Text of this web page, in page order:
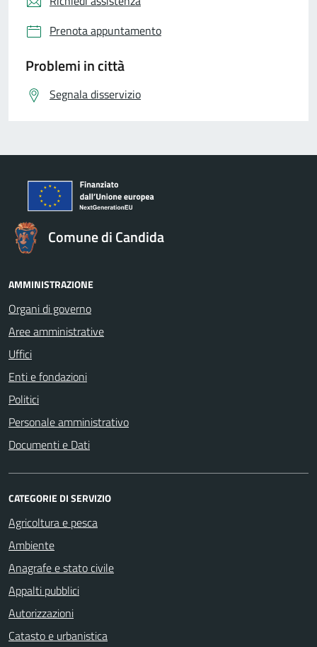
Prenota appuntamento
Problemi in città
Segnala disservizio
Comune di Candida
AMMINISTRAZIONE
Organi di governo
Aree amministrative
Uffici
Enti e fondazioni
Politici
Personale amministrativo
Documenti e Dati
CATEGORIE DI SERVIZIO
Agricoltura e pesca
Ambiente
Anagrafe e stato civile
Appalti pubblici
Autorizzazioni
Catasto e urbanistica